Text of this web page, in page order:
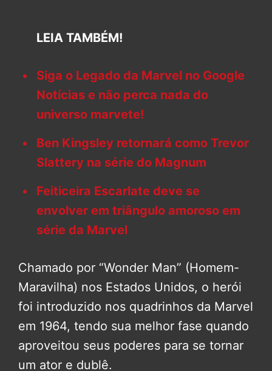
LEIA TAMBÉM!
Siga o Legado da Marvel no Google
Notícias e não perca nada do
universo marvete!
Ben Kingsley retornará como Trevor
Slattery na série do Magnum
Feiticeira Escarlate deve se
envolver em triângulo amoroso em
série da Marvel
Chamado por “Wonder Man” (Homem-
Maravilha) nos Estados Unidos, o herói
foi introduzido nos quadrinhos da Marvel
em 1964, tendo sua melhor fase quando
aproveitou seus poderes para se tornar
um ator e dublê.